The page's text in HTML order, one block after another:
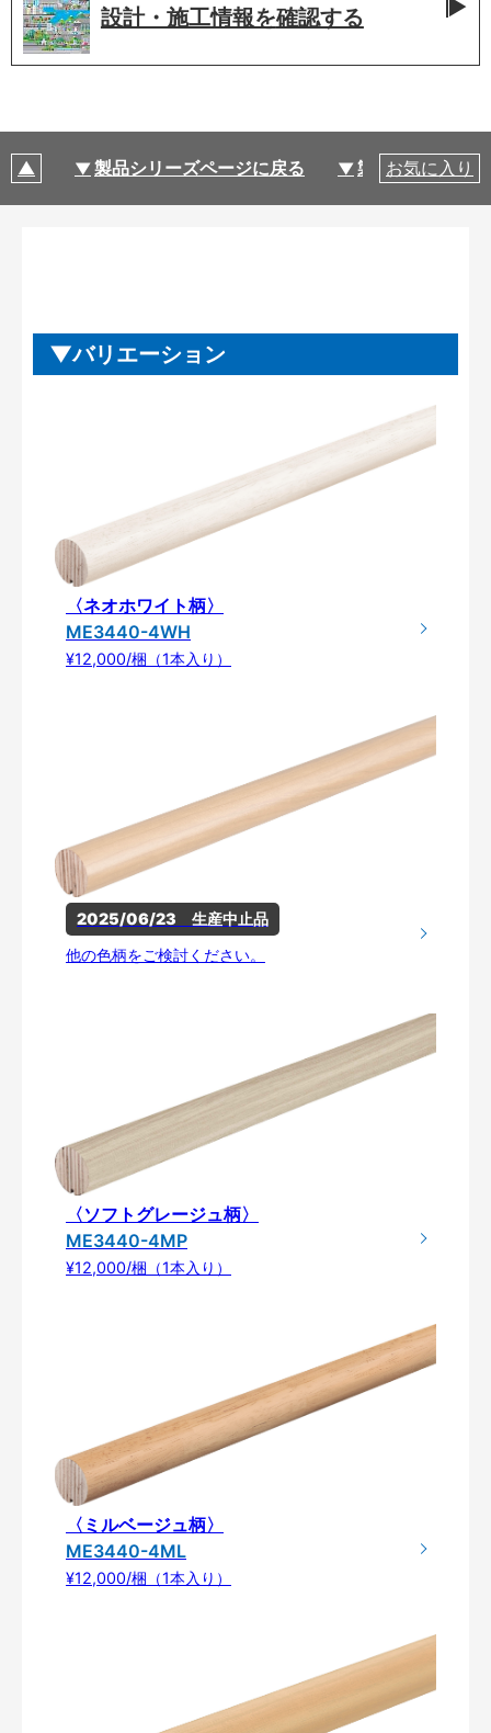
設計・施工情報を確認する
製品シリーズページに戻る 製品仕様
お気に入り
バリエーション
〈ネオホワイト柄〉
ME3440-4WH
¥12,000/梱（1本入り）
2025/06/23　生産中止品
他の色柄をご検討ください。
〈ソフトグレージュ柄〉
ME3440-4MP
¥12,000/梱（1本入り）
〈ミルベージュ柄〉
ME3440-4ML
¥12,000/梱（1本入り）